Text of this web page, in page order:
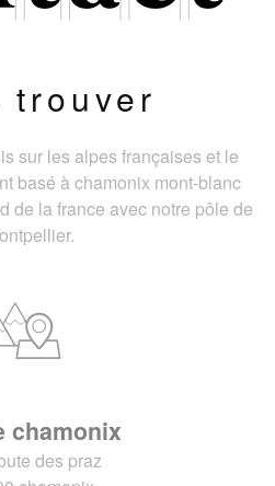
trouver
sur les alpes françaises et le
basé à chamonix mont-blanc
de la france avec notre pôle de
chamonix
des praz